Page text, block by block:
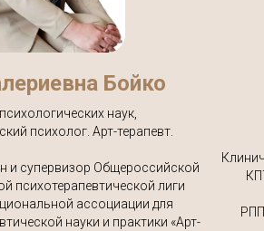
Бойко
наук,
психолог. Арт-терапевт.
и супервизор Общероссийской
психотерапевтической лиги
ассоциации для
науки и практики «Арт-